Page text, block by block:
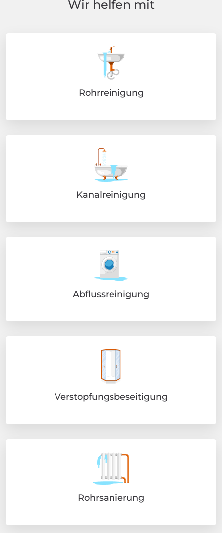
Wir helfen mit
Rohrreinigung
Kanalreinigung
Abflussreinigung
Verstopfungsbeseitigung
Rohrsanierung